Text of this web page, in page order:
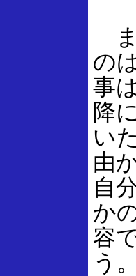
ま
の
事
降
い
由
自
か
容
う。